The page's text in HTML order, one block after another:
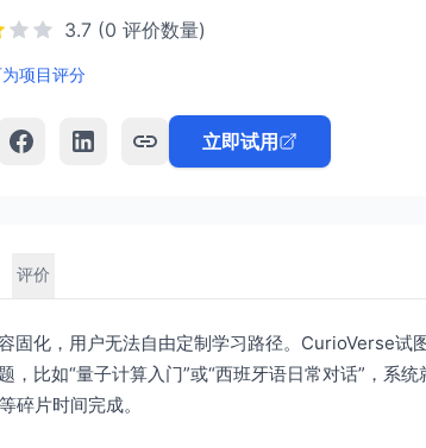
3.7 (0 评价数量)
项目评分
立即试用
评价
固化，用户无法自由定制学习路径。CurioVerse
，比如“量子计算入门”或“西班牙语日常对话”，系
碎片时间完成。